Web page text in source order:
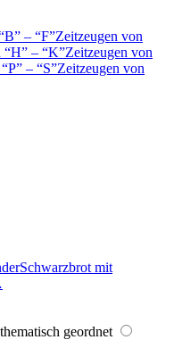
B – F Zeitzeugen von
H – K Zeitzeugen von
P – S Zeitzeugen von
Schwarzbrot mit
geordnet